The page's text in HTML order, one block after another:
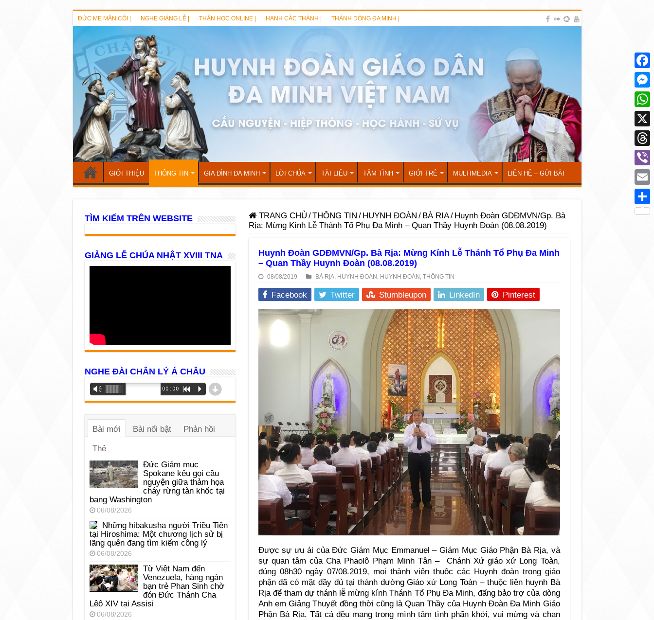
ĐỨC MẸ MÂN CÔI | NGHE GIẢNG LỄ | THẦN HỌC ONLINE | HẠNH CÁC THÁNH | THÁNH DÒNG ĐA MINH |
GIỚI THIỆU THÔNG TIN GIA ĐÌNH ĐA MINH LỜI CHÚA TÀI LIỆU TÂM TÌNH GIỚI TRẺ MULTIMEDIA LIÊN HỆ – GỬI BÀI
TRANG CHỦ /THÔNG TIN / HUYNH ĐOÀN / BÀ RỊA/ Huynh Đoàn GDĐMVN/Gp. Bà
Rịa: Mừng Kính Lễ Thánh Tổ Phụ Đa Minh – Quan Thầy Huynh Đoàn (08.08.2019)
Huynh Đoàn GDĐMVN/Gp. Bà Rịa: Mừng Kính Lễ Thánh Tổ Phụ Đa Minh
– Quan Thầy Huynh Đoàn (08.08.2019)
08/08/2019 BÀ RỊA, HUYNH ĐOÀN , HUYNH ĐOÀN , THÔNG TIN
Facebook Twitter Stumbleupon LinkedIn Pinterest
Được sự ưu ái của Đức Giám Mục Emmanuel – Giám Mục Giáo Phận Bà Rịa, và
sự quan tâm của Cha Phaolô Phạm Minh Tân – Chánh Xứ giáo xứ Long Toàn,
đúng 08h30 ngày 07/08.2019, mọi thành viên thuộc các Huynh đoàn trong giáo
phận đã có mặt đầy đủ tại thánh đường Giáo xứ Long Toàn – thuộc liên huynh Bà
Rịa để tham dự thánh lễ mừng kính Thánh Tổ Phụ Đa Minh, đấng bảo trợ của dòng
Anh em Giảng Thuyết đồng thời cũng là Quan Thầy của Huynh Đoàn Đa Minh Giáo
Phận Bà Rịa. Tất cả đều mang trong mình tâm tình phấn khởi, vui mừng và chan
TÌM KIẾM TRÊN WEBSITE
GIẢNG LỄ CHÚA NHẬT XVIII TNA
NGHE ĐÀI CHÂN LÝ Á CHÂU
Trình
phát
âm
Vm 00:00 R P d
Bài mới Bài nổi bật Phản hồi
Thẻ
Đức Giám mục
Spokane kêu gọi cầu
nguyện giữa thảm họa
cháy rừng tàn khốc tại
bang Washington
06/08/2026
Những hibakusha người Triều Tiên
tại Hiroshima: Một chương lịch sử bị
lãng quên đang tìm kiếm công lý
06/08/2026
Từ Việt Nam đến
Venezuela, hàng ngàn
bạn trẻ Phan Sinh chờ
đón Đức Thánh Cha
Lêô XIV tại Assisi
06/08/2026
X
Viber